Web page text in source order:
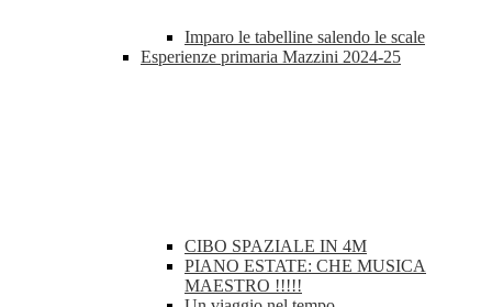
Imparo le tabelline salendo le scale
Esperienze primaria Mazzini 2024-25
CIBO SPAZIALE IN 4M
PIANO ESTATE: CHE MUSICA
MAESTRO !!!!!